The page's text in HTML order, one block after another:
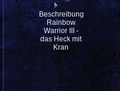
Beschreibung:
Rainbow
Warrior III -
das Heck mit
Kran